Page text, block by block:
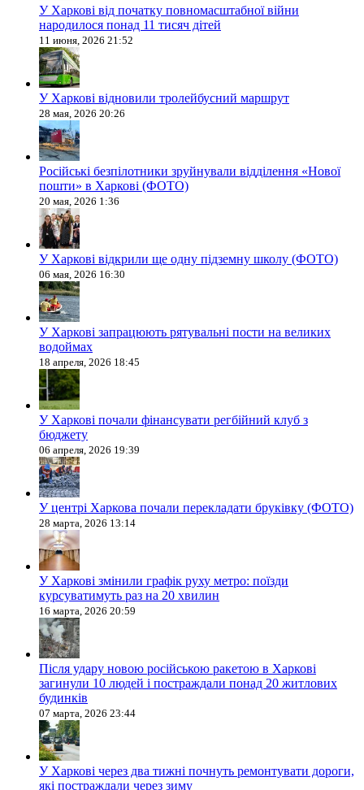
У Харкові від початку повномасштабної війни
народилося понад 11 тисяч дітей
11 июня, 2026 21:52
У Харкові відновили тролейбусний маршрут
28 мая, 2026 20:26
Російські безпілотники зруйнували відділення «Нової
пошти» в Харкові (ФОТО)
20 мая, 2026 1:36
У Харкові відкрили ще одну підземну школу (ФОТО)
06 мая, 2026 16:30
У Харкові запрацюють рятувальні пости на великих
водоймах
18 апреля, 2026 18:45
У Харкові почали фінансувати регбійний клуб з
бюджету
06 апреля, 2026 19:39
У центрі Харкова почали перекладати бруківку (ФОТО)
28 марта, 2026 13:14
У Харкові змінили графік руху метро: поїзди
курсуватимуть раз на 20 хвилин
16 марта, 2026 20:59
Після удару новою російською ракетою в Харкові
загинули 10 людей і постраждали понад 20 житлових
будинків
07 марта, 2026 23:44
У Харкові через два тижні почнуть ремонтувати дороги,
які постраждали через зиму